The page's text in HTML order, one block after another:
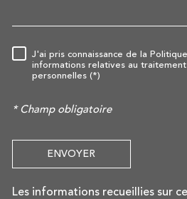
J'ai pris connaissance de la
informations relatives au
personnelles (*)
* Champ obligatoire
ENVOYER
Les informations recueillies sur